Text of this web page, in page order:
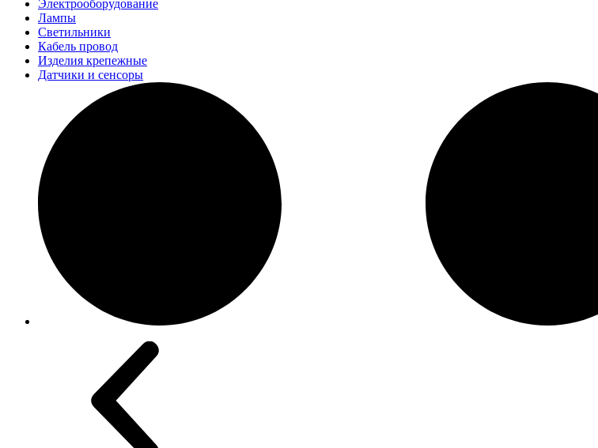
Электрооборудование
Лампы
Светильники
Кабель провод
Изделия крепежные
Датчики и сенсоры